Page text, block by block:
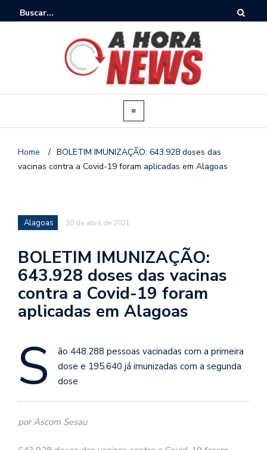
Home / BOLETIM IMUNIZAÇÃO: 643.928 doses das
vacinas contra a Covid-19 foram aplicadas em Alagoas
Alagoas 30 de abril de 2021
BOLETIM IMUNIZAÇÃO:
643.928 doses das vacinas
contra a Covid-19 foram
aplicadas em Alagoas
S
ão 448.288 pessoas vacinadas com a primeira
dose e 195.640 já imunizadas com a segunda
dose
por Ascom Sesau